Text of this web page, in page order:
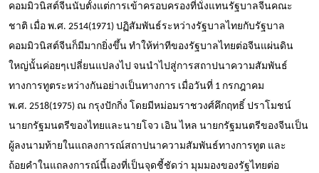
คอมมิวนิสต์จีนนับตั้งแต่การเข้าครอบครองที่นั่งแทนรัฐบาลจีนคณะ
ชาติ เมื่อ พ.ศ. 2514(1971) ปฏิสัมพันธ์ระหว่างรัฐบาลไทยกับรัฐบาล
คอมมิวนิสต์จีนก็มีมากยิ่งขึ้น ทำให้ท่าทีของรัฐบาลไทยต่อจีนแผ่นดิน
ใหญ่นั้นค่อยๆเปลี่ยนแปลงไป จนนำไปสู่การสถาปนาความสัมพันธ์
ทางการทูตระหว่างกันอย่างเป็นทางการ เมื่อวันที่ 1 กรกฎาคม
พ.ศ. 2518(1975) ณ กรุงปักกิ่ง โดยมีหม่อมราชวงศ์คึกฤทธิ์ ปราโมชน์
นายกรัฐมนตรีของไทยและนายโจว เอิน ไหล นายกรัฐมนตรีของจีนเป็น
ผู้ลงนามท้ายในแถลงการณ์สถาปนาความสัมพันธ์ทางการทูต และ
ถ้อยคำในแถลงการณ์นี้เองที่เป็นจุดชี้ชัดว่า มุมมองของรัฐไทยต่อ